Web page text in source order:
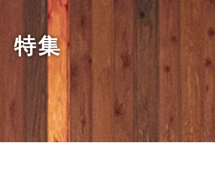
特集